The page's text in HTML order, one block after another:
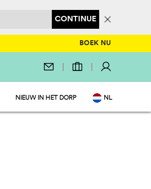
CONTINUE
BOEK NU
NIEUW IN HET DORP NL
IT